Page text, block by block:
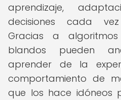
aprendizaje,
decisiones cada
Gracias a
blandos pueden
aprender de la
comportamiento de
que los hace idóneos